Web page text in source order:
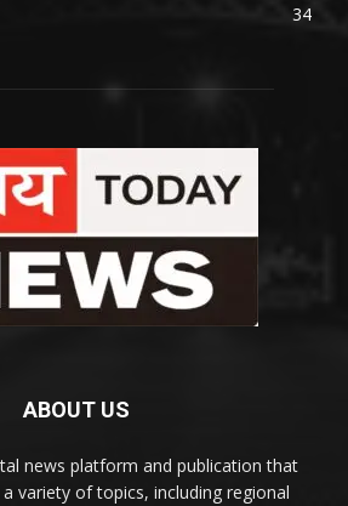
34
ABOUT US
news platform and publication that
variety of topics, including regional